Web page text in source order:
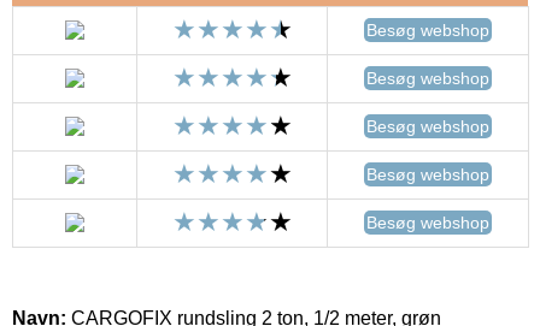
Besøg webshop
Besøg webshop
Besøg webshop
Besøg webshop
Besøg webshop
Navn: CARGOFIX rundsling 2 ton, 1/2 meter, grøn